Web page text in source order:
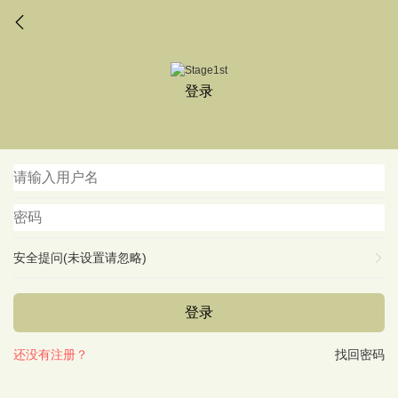
登录
安全提问(未设置请忽略)
登录
找回密码
还没有注册？